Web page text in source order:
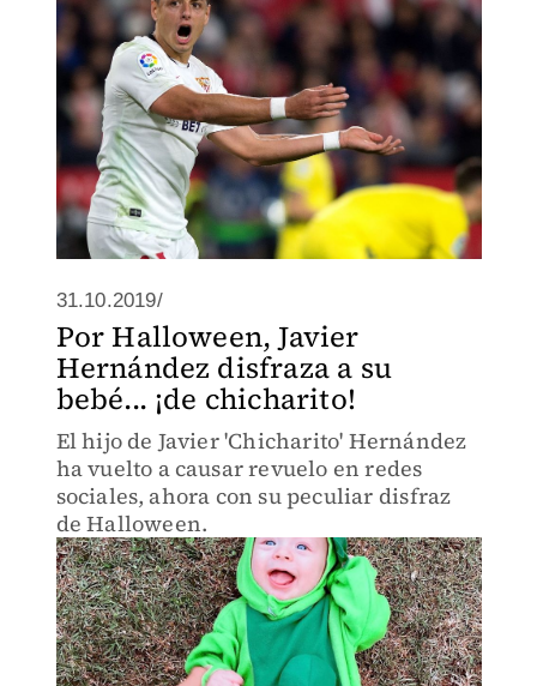
31.10.2019/
Por Halloween, Javier
Hernández disfraza a su
bebé... ¡de chicharito!
El hijo de Javier 'Chicharito' Hernández
ha vuelto a causar revuelo en redes
sociales, ahora con su peculiar disfraz
de Halloween.